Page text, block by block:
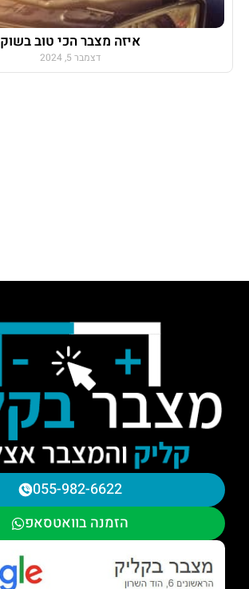
איזה מצבר הכי טוב בשוק
דצמבר 5, 2024
055-982-6622
הזמנה בוואטסאפ